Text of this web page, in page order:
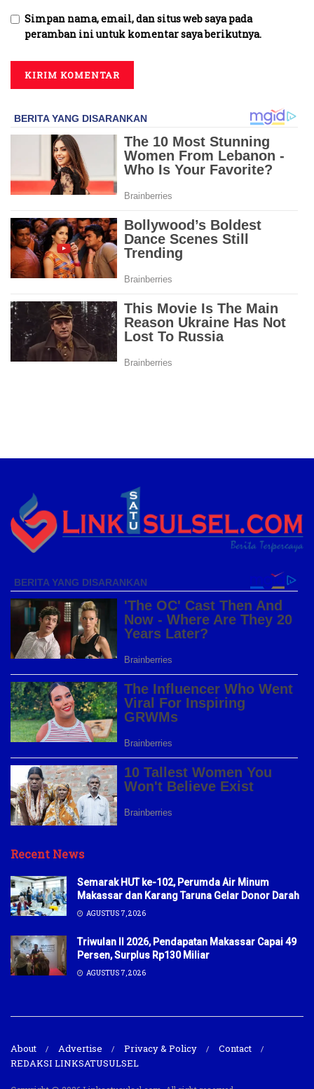
Simpan nama, email, dan situs web saya pada
peramban ini untuk komentar saya berikutnya.
Recent News
Semarak HUT ke-102, Perumda Air Minum
Makassar dan Karang Taruna Gelar Donor Darah
AGUSTUS 7, 2026
Triwulan II 2026, Pendapatan Makassar Capai 49
Persen, Surplus Rp130 Miliar
AGUSTUS 7, 2026
About Advertise Privacy & Policy
Contact
REDAKSI LINKSATUSULSEL